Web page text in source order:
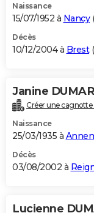
Naissance
15/07/1952 à Nancy(
Décès
10/12/2004 à Brest(
Janine
Créer une cagnotte
Naissance
25/03/1935 à
Décès
03/08/2002 à
Lucienne